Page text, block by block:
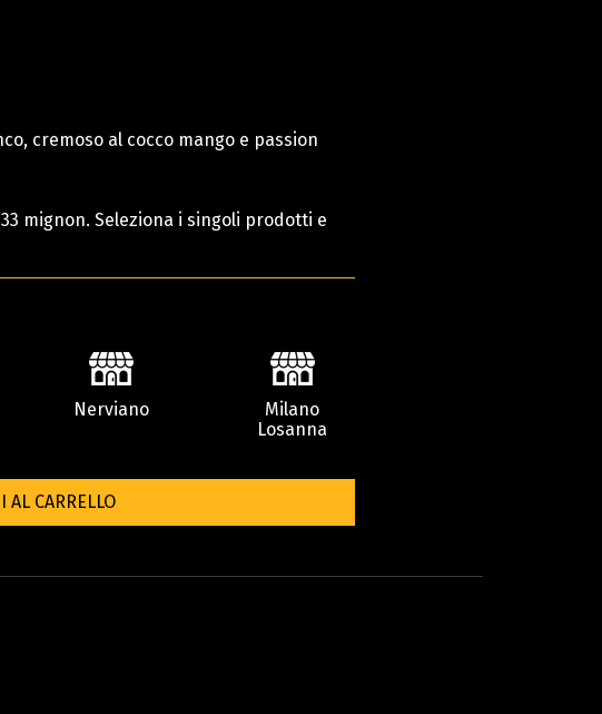
cremoso al cocco mango e passion
mignon. Seleziona i singoli prodotti e
Nerviano
Milano
Losanna
AL CARRELLO